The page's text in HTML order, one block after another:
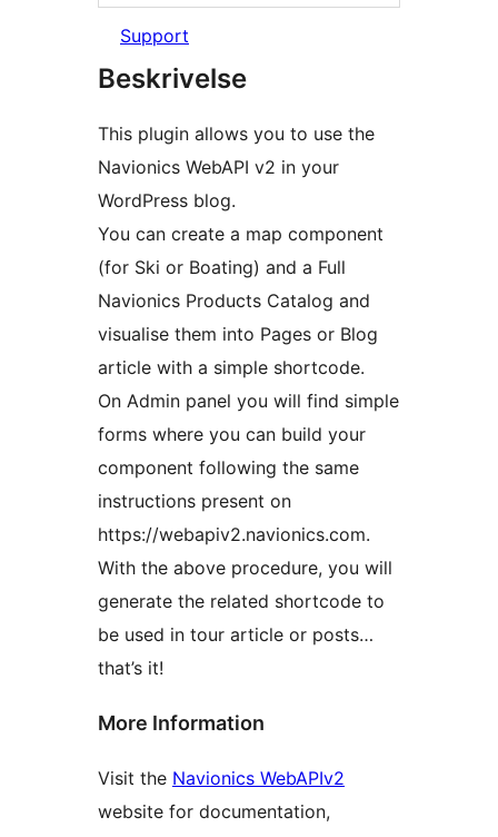
Support
Beskrivelse
This plugin allows you to use the
Navionics WebAPI v2 in your
WordPress blog.
You can create a map component
(for Ski or Boating) and a Full
Navionics Products Catalog and
visualise them into Pages or Blog
article with a simple shortcode.
On Admin panel you will find simple
forms where you can build your
component following the same
instructions present on
https://webapiv2.navionics.com.
With the above procedure, you will
generate the related shortcode to
be used in tour article or posts…
that’s it!
More Information
Visit the Navionics WebAPIv2
website for documentation,